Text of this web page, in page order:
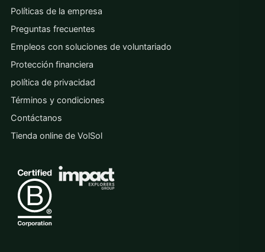
Políticas de la empresa
Preguntas frecuentes
Empleos con soluciones de voluntariado
Protección financiera
política de privacidad
Términos y condiciones
Contáctanos
Tienda online de VolSol